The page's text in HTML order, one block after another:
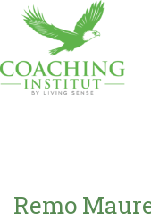
Remo